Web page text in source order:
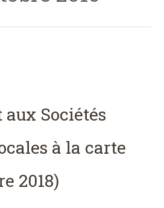
aux Sociétés
à la carte
2018)